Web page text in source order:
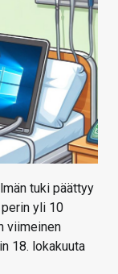
tuki päättyy
yli 10
viimeinen
18. lokakuuta